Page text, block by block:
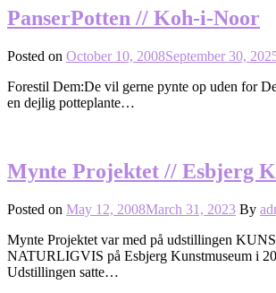
PanserPotten // Koh-i-Noor
Posted on October 10, 2008September 30,
Forestil Dem:De vil gerne pynte op uden for
en dejlig potteplante…
Mynte Projektet // Esbjerg
Posted on May 12, 2008March 31, 2023 By
Mynte Projektet var med på udstillingen
NATURLIGVIS på Esbjerg Kunstmuseum i
Udstillingen satte…